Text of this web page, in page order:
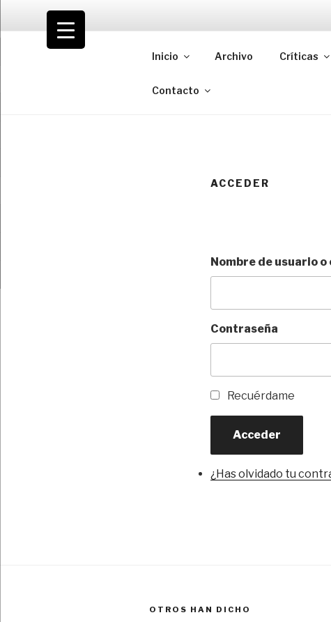
contenido
VOLODIA
Inicio Archivo Críticas
Contacto
ACCEDER
Nombre de usuario
Contraseña
Recuérdame
Acceder
¿Has olvidado tu
OTROS HAN DICHO